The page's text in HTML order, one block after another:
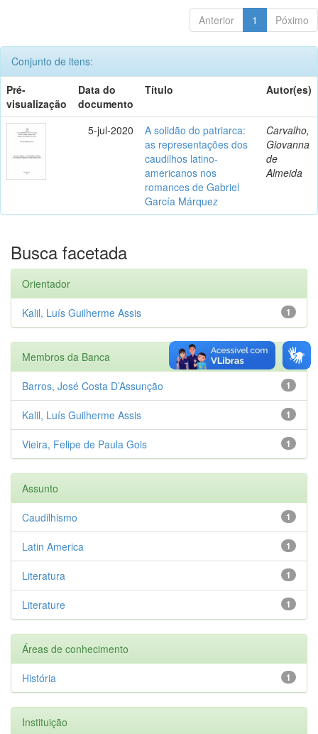
Anterior 1 Póximo
Conjunto de itens:
Pré-
visualização
Data do
documento
Título Autor(es)
5-jul-2020
A solidão do patriarca:
as representações dos
caudilhos latino-
americanos nos
romances de Gabriel
García Márquez
Carvalho,
Giovanna
de
Almeida
Busca facetada
Orientador
1
Kalil, Luís Guilherme Assis
Membros da Banca
1
Barros, José Costa D’Assunção
1
Kalil, Luís Guilherme Assis
1
Vieira, Felipe de Paula Gois
Assunto
1
Caudilhismo
1
Latin America
1
Literatura
1
Literature
Áreas de conhecimento
1
História
Instituição